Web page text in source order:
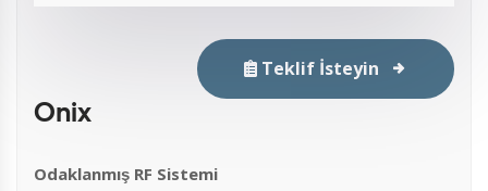
Teklif İsteyin
Onix
Odaklanmış RF Sistemi